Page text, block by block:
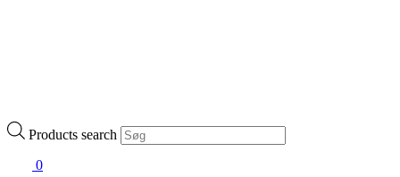
Products search
0